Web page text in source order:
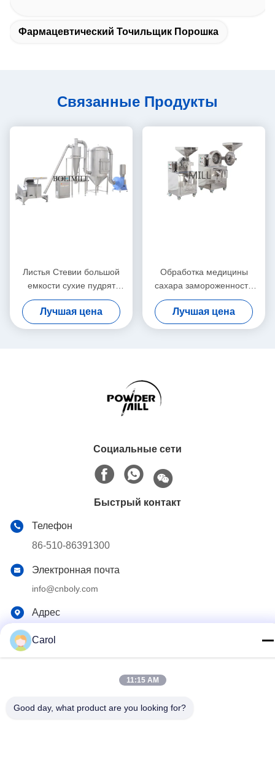
Фармацевтический Точильщик Порошка
Связанные Продукты
Листья Стевии большой
емкости сухие пудрят
машину цеха заточки для
видов специй
Лучшая цена
Обработка медицины
сахара замороженности
мельницы шлифовального
станка тонкоизмельченного
порошка Пульверизер
Лучшая цена
Социальные сети
Быстрый контакт
Телефон
86-510-86391300
Электронная почта
info@cnboly.com
Адрес
провинция Цзянсу
Политика конфиденциальности
Китай хорошо. Качество шлифовальный станок
Carol
11:15 AM
Good day, what product are you looking for?